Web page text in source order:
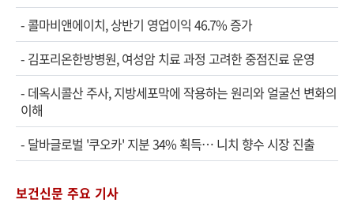
-콜마비앤에이치, 상반기 영업이익 46.7% 증가
- 김포리온한방병원, 여성암 치료 과정 고려한 중점진료 운영
- 데옥시콜산 주사, 지방세포막에 작용하는 원리와 얼굴선 변화의
이해
- 달바글로벌 '쿠오카' 지분 34% 획득… 니치 향수 시장 진출
보건신문 주요 기사